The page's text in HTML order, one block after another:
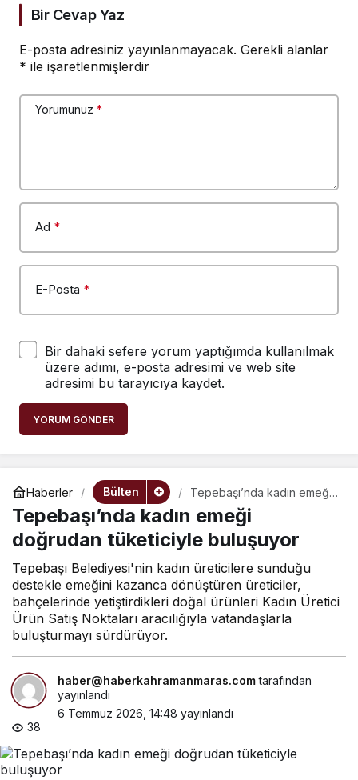
Bir Cevap Yaz
E-posta adresiniz yayınlanmayacak. Gerekli alanlar
* ile işaretlenmişlerdir
Yorumunuz *
Ad *
E-Posta *
Bir dahaki sefere yorum yaptığımda kullanılmak
üzere adımı, e-posta adresimi ve web site
adresimi bu tarayıcıya kaydet.
YORUM GÖNDER
Haberler Bülten
Tepebaşı’nda kadın emeği
doğrudan tüketiciyle
buluşuyor
Tepebaşı’nda kadın emeği
doğrudan tüketiciyle buluşuyor
Tepebaşı Belediyesi'nin kadın üreticilere sunduğu
destekle emeğini kazanca dönüştüren üreticiler,
bahçelerinde yetiştirdikleri doğal ürünleri Kadın Üretici
Ürün Satış Noktaları aracılığıyla vatandaşlarla
buluşturmayı sürdürüyor.
haber@haberkahramanmaras.comtarafından
yayınlandı
6 Temmuz 2026, 14:48 yayınlandı
38